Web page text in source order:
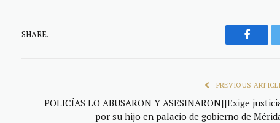
SHARE.
PREVIOUS
POLICÍAS LO ABUSARON Y ASESINARON||Exige
por su hijo en palacio de gobierno de